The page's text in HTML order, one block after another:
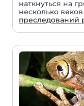
наткнуться на
несколько
преследований